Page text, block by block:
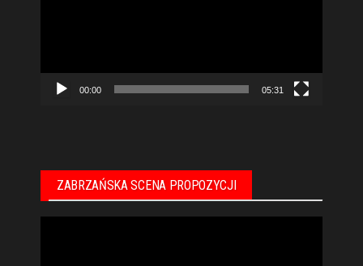
00:00 05:31
ZABRZAŃSKA SCENA PROPOZYCJI